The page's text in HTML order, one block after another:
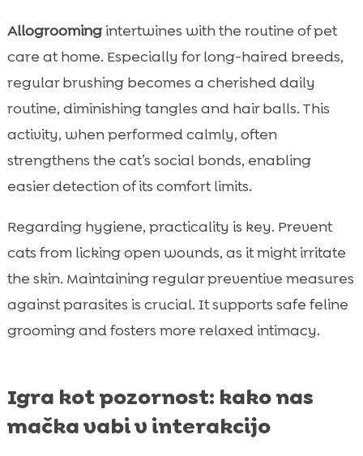
Allogroomingintertwines with the routine of pet
care at home. Especially for long-haired breeds,
regular brushing becomes a cherished daily
routine, diminishing tangles and hair balls. This
activity, when performed calmly, often
strengthens the cat’s social bonds, enabling
easier detection of its comfort limits.
Regarding hygiene, practicality is key. Prevent
cats from licking open wounds, as it might irritate
the skin. Maintaining regular preventive measures
against parasites is crucial. It supports safe feline
grooming and fosters more relaxed intimacy.
Igra kot pozornost: kako nas
mačka vabi v interakcijo